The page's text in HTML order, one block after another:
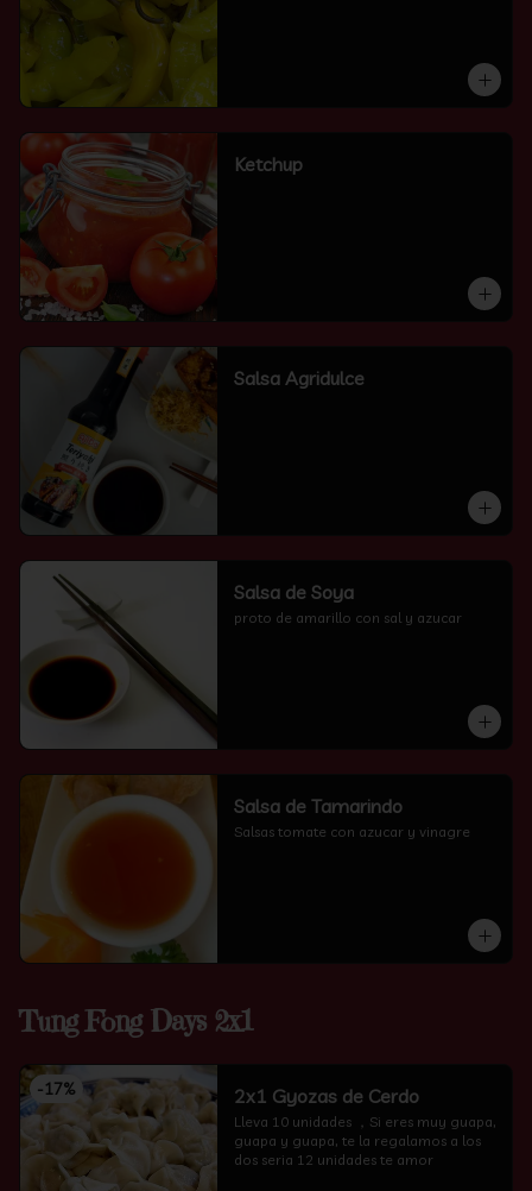
Ketchup
Salsa Agridulce
Salsa de Soya
proto de amarillo con sal y azucar
Salsa de Tamarindo
Salsas tomate con azucar y vinagre
Tung Fong Days 2x1
-17% 2x1 Gyozas de Cerdo
Lleva 10 unidades ，Si eres muy guapa,
guapa y guapa, te la regalamos a los
dos seria 12 unidades te amor